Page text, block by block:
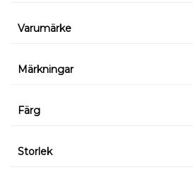
Varumärke
Märkningar
Färg
Storlek